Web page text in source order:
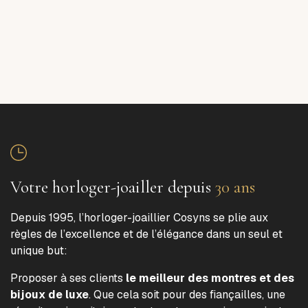
Votre horloger-joailler depuis 30 ans
Depuis 1995, l’horloger-joaillier Cosyns se plie aux
règles de l’excellence et de l’élégance dans un seul et
unique but:
Proposer à ses clients le meilleur des montres et des
bijoux de luxe. Que cela soit pour des fiançailles, une